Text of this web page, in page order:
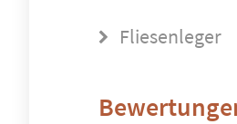
Fliesenleger